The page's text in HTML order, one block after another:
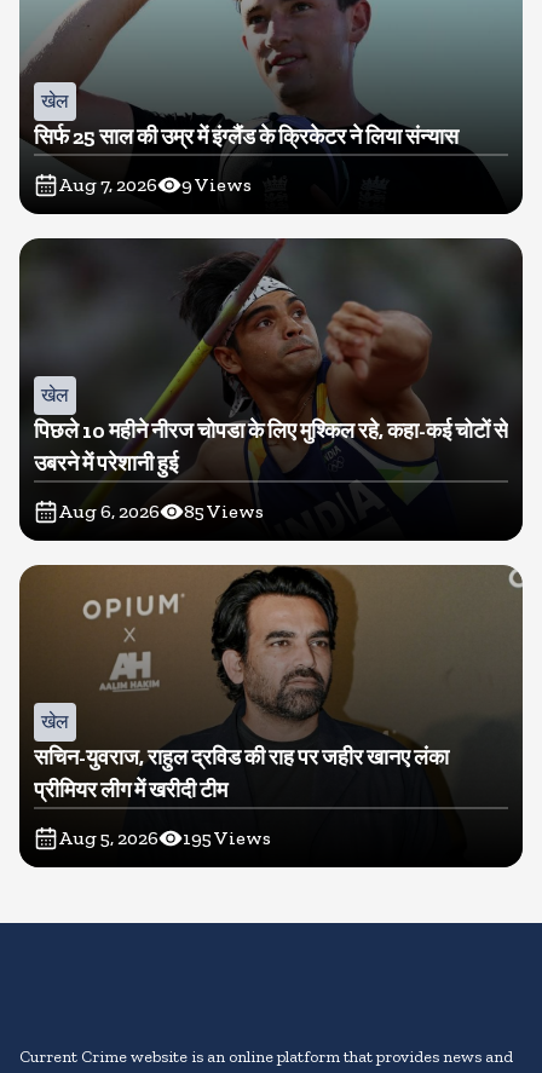
खेल
सिर्फ 25 साल की उम्र में इंग्लैंड के क्रिकेटर ने लिया संन्यास
Aug 7, 2026 9Views
खेल
पिछले 10 महीने नीरज चोपडा के लिए मुश्किल रहे, कहा-कई चोटों से
उबरने में परेशानी हुई
Aug 6, 2026 85Views
खेल
सचिन-युवराज, राहुल द्रविड की राह पर जहीर खानए लंका
प्रीमियर लीग में खरीदी टीम
Aug 5, 2026 195Views
Current Crime website is an online platform that provides news and